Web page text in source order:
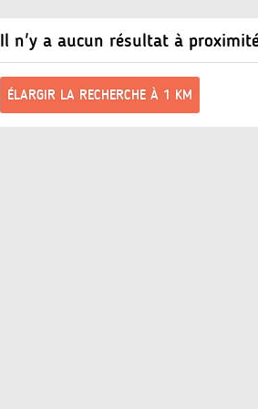
Il n'y a aucun résultat à
ÉLARGIR LA RECHERCHE À 1 KM